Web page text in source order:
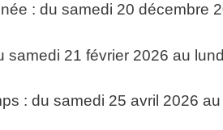
: du samedi 20 décembre
samedi 21 février 2026 au
: du samedi 25 avril 2026